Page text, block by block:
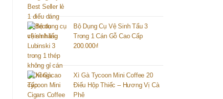
Bộ Dụng Cụ Vệ Sinh Tẩu 3
Trong 1 Cán Gỗ Cao Cấp
200.000₫
Xì Gà Tycoon Mini Coffee 20
Điếu Hộp Thiếc – Hương Vị Cà
Phê